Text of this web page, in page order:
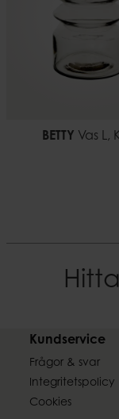
BETTY Vas L,
Kundservice
Frågor & svar
Integritetspolicy
Cookies